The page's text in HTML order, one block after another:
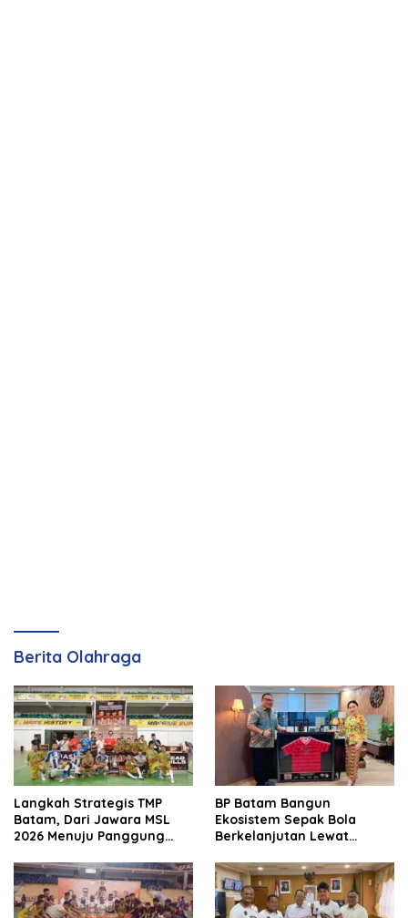
Berita Olahraga
Langkah Strategis TMP
Batam, Dari Jawara MSL
2026 Menuju Panggung
BP Batam Bangun
Ekosistem Sepak Bola
Berkelanjutan Lewat